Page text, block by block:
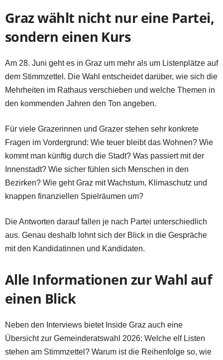
Graz wählt nicht nur eine Partei,
sondern einen Kurs
Am 28. Juni geht es in Graz um mehr als um Listenplätze auf
dem Stimmzettel. Die Wahl entscheidet darüber, wie sich die
Mehrheiten im Rathaus verschieben und welche Themen in
den kommenden Jahren den Ton angeben.
Für viele Grazerinnen und Grazer stehen sehr konkrete
Fragen im Vordergrund: Wie teuer bleibt das Wohnen? Wie
kommt man künftig durch die Stadt? Was passiert mit der
Innenstadt? Wie sicher fühlen sich Menschen in den
Bezirken? Wie geht Graz mit Wachstum, Klimaschutz und
knappen finanziellen Spielräumen um?
Die Antworten darauf fallen je nach Partei unterschiedlich
aus. Genau deshalb lohnt sich der Blick in die Gespräche
mit den Kandidatinnen und Kandidaten.
Alle Informationen zur Wahl auf
einen Blick
Neben den Interviews bietet Inside Graz auch eine
Übersicht zur Gemeinderatswahl 2026: Welche elf Listen
stehen am Stimmzettel? Warum ist die Reihenfolge so, wie